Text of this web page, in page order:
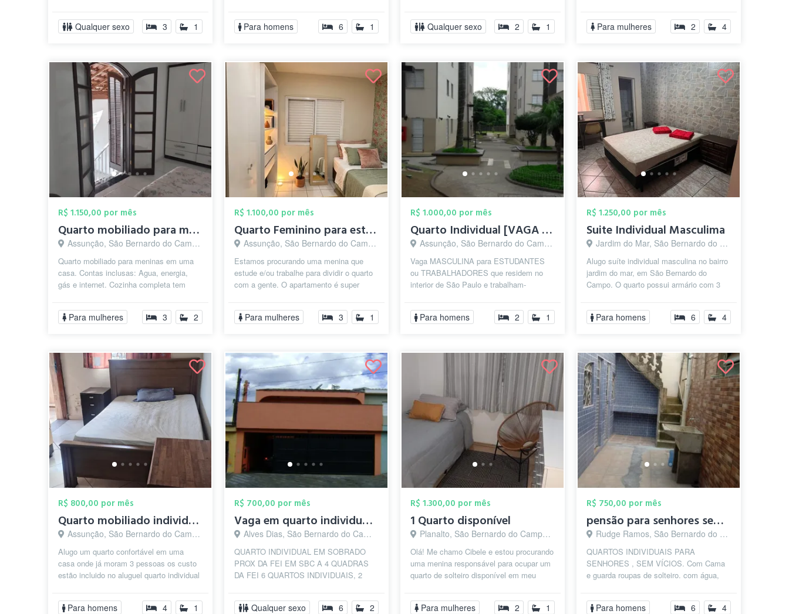
Bernardo do ...
Qualquer sexo 3 1
quartos com...
Para homens 6 1 Qualquer sexo 2 1
Bernard...
Para mulheres 2 4
R$ 1.150,00 por mês
Quarto mobiliado para meninas com contas...
Assunção, São Bernardo do Campo - SP
Quarto mobiliado para meninas em uma
casa. Contas inclusas: Agua, energia,
gás e internet. Cozinha completa tem
Para mulheres 3 2
R$ 1.100,00 por mês
Quarto Feminino para estudantes
Assunção, São Bernardo do Campo - SP
Estamos procurando uma menina que
estude e/ou trabalhe para dividir o quarto
com a gente. O apartamento é super
Para mulheres 3 1
R$ 1.000,00 por mês
Quarto Individual [VAGA MASCULINA]
Assunção, São Bernardo do Campo - SP
Vaga MASCULINA para ESTUDANTES
ou TRABALHADORES que residem no
interior de São Paulo e trabalham-
durante a semana (se...
Para homens 2 1
R$ 1.250,00 por mês
Suite Individual Masculima
Jardim do Mar, São Bernardo do Campo - SP
Alugo suíte individual masculina no bairro
jardim do mar, em São Bernardo do
Campo. O quarto possui armário com 3
Para homens 6 4
R$ 800,00 por mês
Quarto mobiliado individual
Assunção, São Bernardo do Campo - SP
Alugo um quarto confortável em uma
casa onde já moram 3 pessoas os custo
estão incluido no aluguel quarto individual
Para homens 4 1
R$ 700,00 por mês
Vaga em quarto individual Republica FEI ...
Alves Dias, São Bernardo do Campo - SP
QUARTO INDIVIDUAL EM SOBRADO
PROX DA FEI EM SBC A 4 QUADRAS
DA FEI 6 QUARTOS INDIVIDUAIS, 2
SALA, COZINHA E LAVANDERIA,...
Qualquer sexo 6 2
R$ 1.300,00 por mês
1 Quarto disponível
Planalto, São Bernardo do Campo - SP
Olá! Me chamo Cibele e estou procurando
uma menina responsável para ocupar um
quarto de solteiro disponível em meu
Para mulheres 2 1
R$ 750,00 por mês
pensão para senhores sem VÍCIOS
Rudge Ramos, São Bernardo do Campo - SP
QUARTOS INDIVIDUAIS PARA
SENHORES , SEM VÍCIOS. Com Cama
e guarda roupas de solteiro. com água,
próximo de feira...
Para homens 6 4